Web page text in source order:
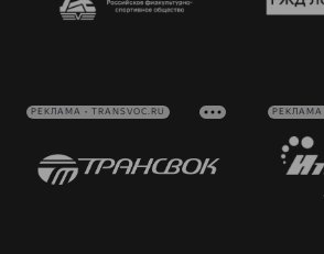
РЕКЛАМА • TRANSVOC.RU РЕКЛАМА